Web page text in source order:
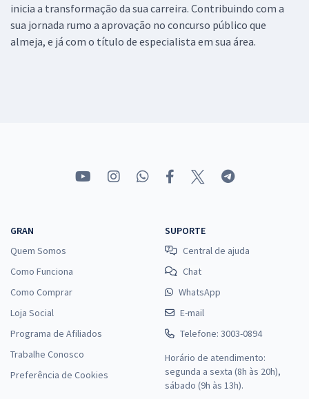
inicia a transformação da sua carreira. Contribuindo com a
sua jornada rumo a aprovação no concurso público que
almeja, e já com o título de especialista em sua área.
GRAN
Quem Somos
Como Funciona
Como Comprar
Loja Social
Programa de Afiliados
Trabalhe Conosco
Preferência de Cookies
SUPORTE
Central de ajuda
Chat
WhatsApp
E-mail
Telefone: 3003-0894
Horário de atendimento:
segunda a sexta (8h às 20h),
sábado (9h às 13h).